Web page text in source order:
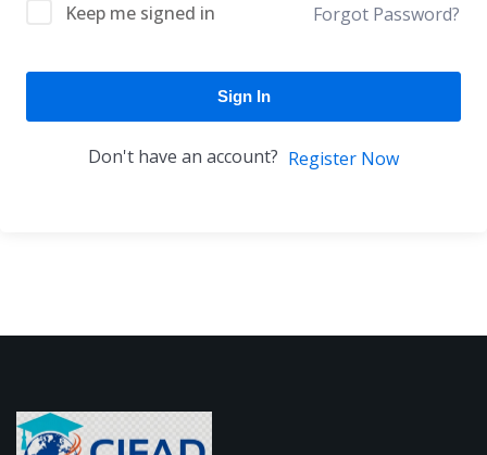
Keep me signed in Forgot Password?
Sign In
Don't have an account? Register Now